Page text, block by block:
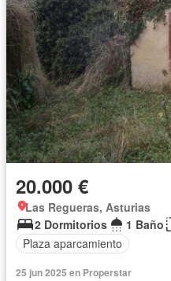
20.000 €
Las Regueras, Asturias
2 Dormitorios
1 Baño
Plaza aparcamiento
25 jun 2025 en Properstar